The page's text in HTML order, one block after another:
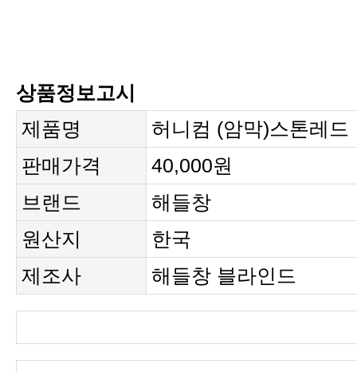
상품정보고시
제품명
허니컴 (암막)스톤레드
판매가격
40,000원
브랜드
해들창
원산지
한국
제조사
해들창 블라인드